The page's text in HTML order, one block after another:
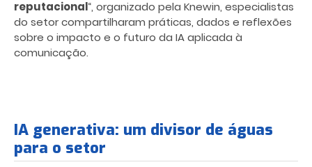
reputacional“, organizado pela Knewin, especialistas
do setor compartilharam práticas, dados e reflexões
sobre o impacto e o futuro da IA aplicada à
comunicação.
IA generativa: um divisor de águas
para o setor